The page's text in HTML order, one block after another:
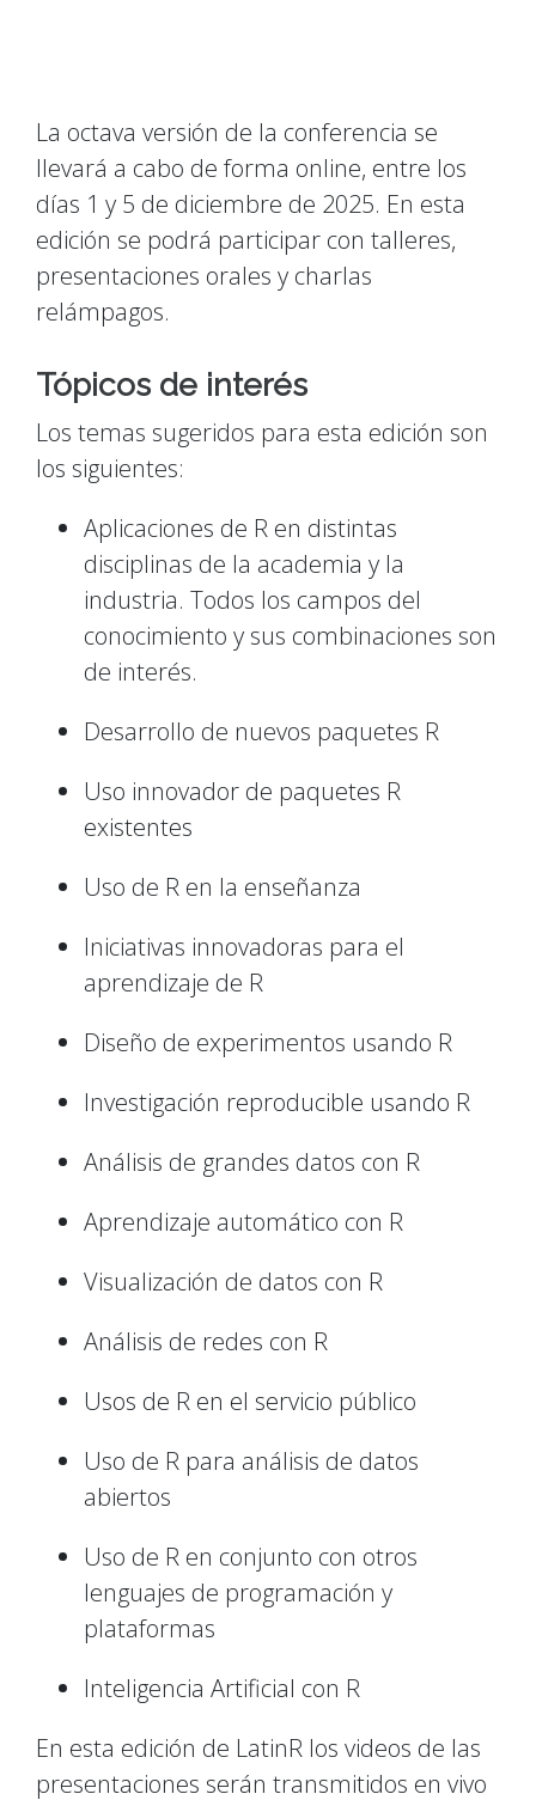
La octava versión de la conferencia se
llevará a cabo de forma online, entre los
días 1 y 5 de diciembre de 2025. En esta
edición se podrá participar con talleres,
presentaciones orales y charlas
relámpagos.
Tópicos de interés
Los temas sugeridos para esta edición son
los siguientes:
Aplicaciones de R en distintas
disciplinas de la academia y la
industria. Todos los campos del
conocimiento y sus combinaciones son
de interés.
Desarrollo de nuevos paquetes R
Uso innovador de paquetes R
existentes
Uso de R en la enseñanza
Iniciativas innovadoras para el
aprendizaje de R
Diseño de experimentos usando R
Investigación reproducible usando R
Análisis de grandes datos con R
Aprendizaje automático con R
Visualización de datos con R
Análisis de redes con R
Usos de R en el servicio público
Uso de R para análisis de datos
abiertos
Uso de R en conjunto con otros
lenguajes de programación y
plataformas
Inteligencia Artificial con R
En esta edición de LatinR los videos de las
presentaciones serán transmitidos en vivo